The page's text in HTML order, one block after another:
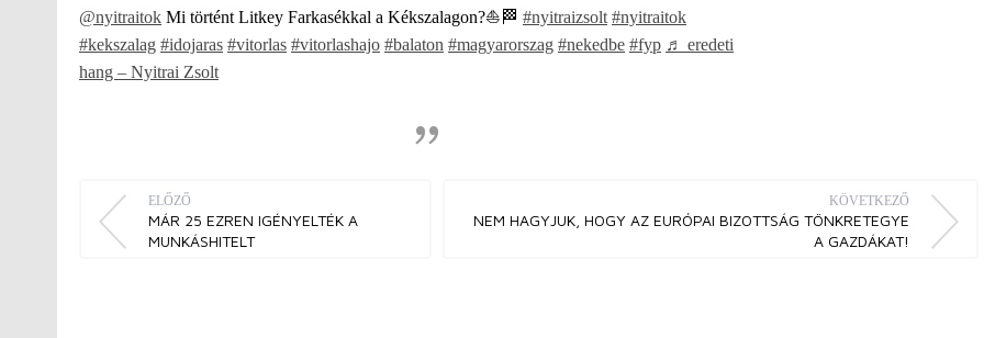
@nyitraitok Mi történt Litkey Farkasékkal a Kékszalagon?⛵️🏁 #nyitraizsolt #nyitraitok
#kekszalag #idojaras #vitorlas #vitorlashajo #balaton #magyarorszag #nekedbe #fyp ♬ eredeti
hang – Nyitrai Zsolt
ELŐZŐ
MÁR 25 EZREN IGÉNYELTÉK A
MUNKÁSHITELT
KÖVETKEZŐ
NEM HAGYJUK, HOGY AZ EURÓPAI BIZOTTSÁG TÖNKRETEGYE
A GAZDÁKAT!